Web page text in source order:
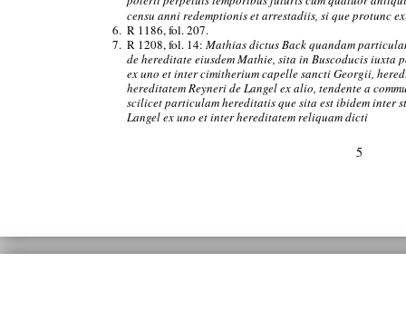
censu anni redemptionis et arrestadiis, si que protunc
6. R 1186, fol. 207.
7. R 1208, fol. 14:Mathias dictus Back quandam
de hereditate eiusdem Mathie, sita in Buscoducis iuxta
ex uno et inter cimitherium capelle sancti Georgii,
hereditatem Reyneri de Langel ex alio, tendente a
scilicet particulam hereditatis que sita est ibidem inter
Langel ex uno et inter hereditatem reliquam dicti
5